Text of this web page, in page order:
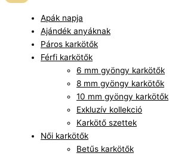
Apák napja
Ajándék anyáknak
Páros karkötők
Férfi karkötők
6 mm gyöngy karkötők
8 mm gyöngy karkötők
10 mm gyöngy karkötők
Exkluzív kollekció
Karkötő szettek
Női karkötők
Betűs karkötők